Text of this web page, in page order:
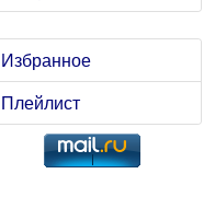
Избранное
Плейлист